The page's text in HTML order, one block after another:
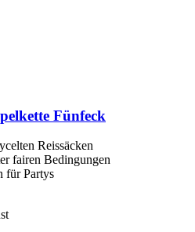
Fünfeck
Reissäcken
fairen Bedingungen
für Partys